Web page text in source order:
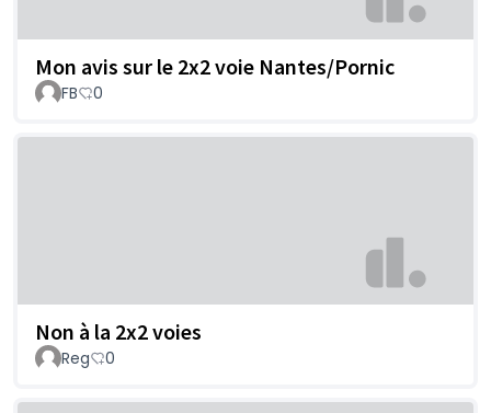
Mon avis sur le 2x2 voie Nantes/Pornic
FB 0
Non à la 2x2 voies
Reg 0